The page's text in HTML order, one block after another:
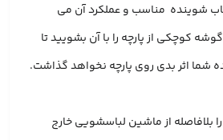
شوینده مناسب و عملکرد آن می
کوچکی از پارچه را با آن بشویید تا
اثر بدی روی پارچه نخواهد گذاشت.
بلافاصله از ماشین لباسشویی خارج